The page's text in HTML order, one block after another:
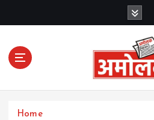
c
Amolak News
Home